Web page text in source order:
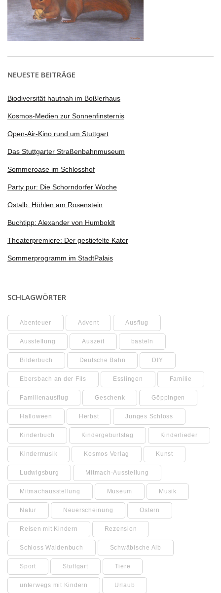
NEUESTE BEITRÄGE
Biodiversität hautnah im Boßlerhaus
Kosmos-Medien zur Sonnenfinsternis
Open-Air-Kino rund um Stuttgart
Das Stuttgarter Straßenbahnmuseum
Sommeroase im Schlosshof
Party pur: Die Schorndorfer Woche
Ostalb: Höhlen am Rosenstein
Buchtipp: Alexander von Humboldt
Theaterpremiere: Der gestiefelte Kater
Sommerprogramm im StadtPalais
SCHLAGWÖRTER
Abenteuer Advent Ausflug
Ausstellung Auszeit basteln
Bilderbuch Deutsche Bahn DIY
Ebersbach an der Fils Esslingen Familie
Familienausflug Geschenk Göppingen
Halloween Herbst Junges Schloss
Kinderbuch Kindergeburtstag Kinderlieder
Kindermusik Kosmos Verlag Kunst
Ludwigsburg Mitmach-Ausstellung
Mitmachausstellung Museum Musik
Natur Neuerscheinung Ostern
Reisen mit Kindern Rezension
Schloss Waldenbuch Schwäbische Alb
Sport Stuttgart Tiere
unterwegs mit Kindern Urlaub